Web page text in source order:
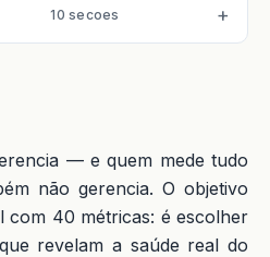
10 secoes
— e quem mede tudo
não gerencia. O objetivo
com 40 métricas: é escolher
revelam a saúde real do